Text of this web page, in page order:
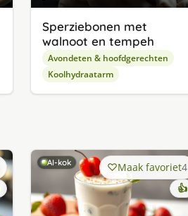
Sperziebonen met
walnoot en tempeh
Avondeten & hoofdgerechten
Koolhydraatarm
AI-kok Maak favoriet4
👍